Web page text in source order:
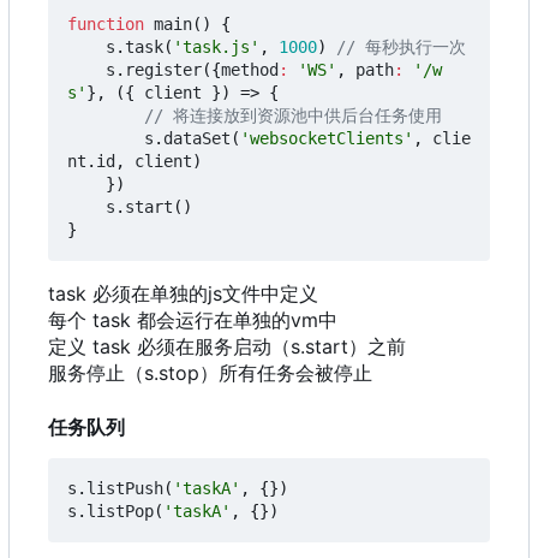
function main()
{
s . task( 'task.js' , 1000)
s . register({method: 'WS' , path:
'/w
s' }, ({ client }) => {
s . dataSet ( 'websocketClients' ,
clie
nt . id, client)
})
s . start ()
}
task 必须在单独的js文件中定义
每个 task 都会运行在单独的vm中
定义 task 必须在服务启动 （s.start） 之前
服务停止 （s.stop） 所有任务会被停止
任务队列
s . listPush( 'taskA' ,
{})
s . listPop( 'taskA' , {})